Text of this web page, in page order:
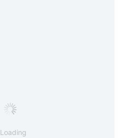
Loading...